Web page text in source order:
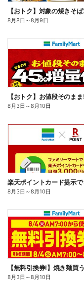
8月8日 ～8月9日
8月3日 ～8月10日
8月3日 ～8月10日
8月3日 ～8月10日